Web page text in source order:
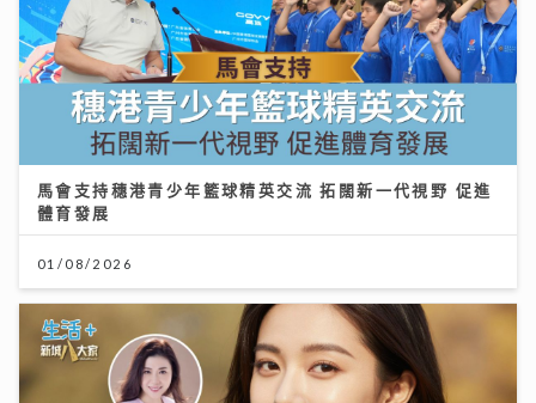
馬會支持穗港青少年籃球精英交流 拓闊新一代視野 促進
體育發展
01/08/2026